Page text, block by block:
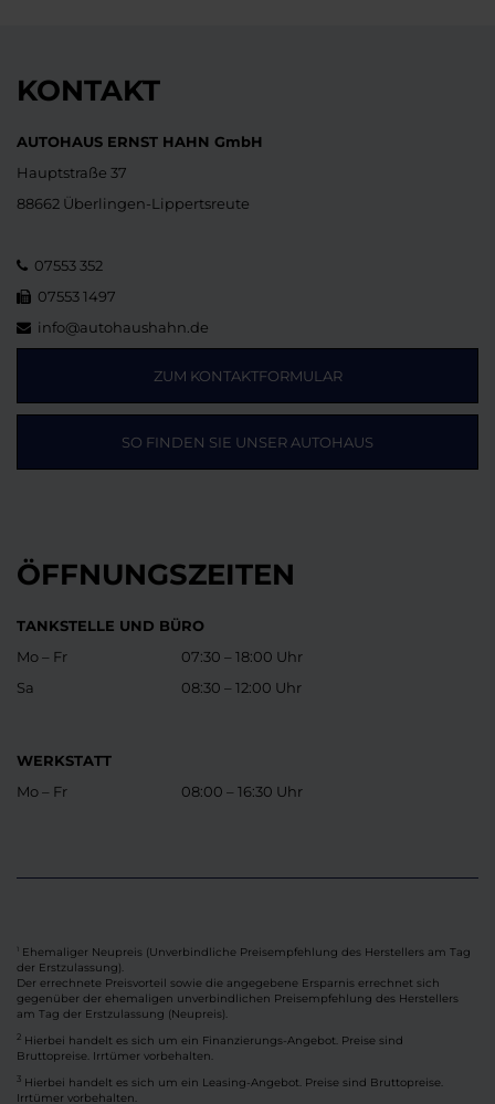
KONTAKT
AUTOHAUS ERNST HAHN GmbH
Hauptstraße 37
88662 Überlingen-Lippertsreute
07553 352
07553 1497
info@autohaushahn.de
ZUM KONTAKTFORMULAR
SO FINDEN SIE UNSER AUTOHAUS
ÖFFNUNGSZEITEN
TANKSTELLE UND BÜRO
Mo – Fr
Sa
07:30 – 18:00 Uhr
08:30 – 12:00 Uhr
WERKSTATT
Mo – Fr
08:00 – 16:30 Uhr
Ehemaliger Neupreis (Unverbindliche Preisempfehlung des Herstellers am Tag
der Erstzulassung).
Der errechnete Preisvorteil sowie die angegebene Ersparnis errechnet sich
gegenüber der ehemaligen unverbindlichen Preisempfehlung des Herstellers
am Tag der Erstzulassung (Neupreis).
2 Hierbei handelt es sich um ein Finanzierungs-Angebot. Preise sind
Bruttopreise. Irrtümer vorbehalten.
3 Hierbei handelt es sich um ein Leasing-Angebot. Preise sind Bruttopreise.
Irrtümer vorbehalten.